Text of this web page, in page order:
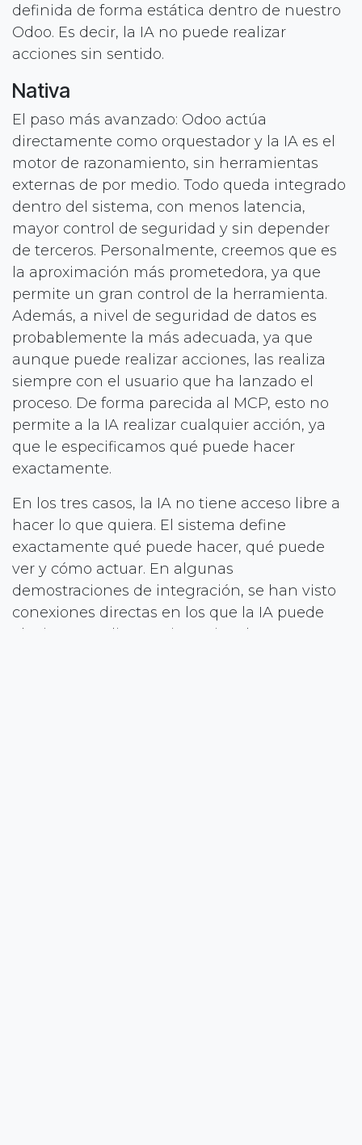
definida de forma estática dentro de nuestro
Odoo. Es decir, la IA no puede realizar
acciones sin sentido.
Nativa
El paso más avanzado: Odoo actúa
directamente como orquestador y la IA es el
motor de razonamiento, sin herramientas
externas de por medio. Todo queda integrado
dentro del sistema, con menos latencia,
mayor control de seguridad y sin depender
de terceros. Personalmente, creemos que es
la aproximación más prometedora, ya que
permite un gran control de la herramienta.
Además, a nivel de seguridad de datos es
probablemente la más adecuada, ya que
aunque puede realizar acciones, las realiza
siempre con el usuario que ha lanzado el
proceso. De forma parecida al MCP, esto no
permite a la IA realizar cualquier acción, ya
que le especificamos qué puede hacer
exactamente.
En los tres casos, la IA no tiene acceso libre a
hacer lo que quiera. El sistema define
exactamente qué puede hacer, qué puede
ver y cómo actuar. En algunas
demostraciones de integración, se han visto
conexiones directas en los que la IA puede
alucinar y realizar acciones incoherentes